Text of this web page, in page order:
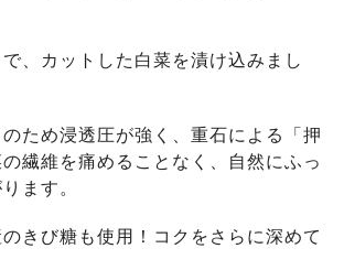
、カットした白菜を漬け込みまし
ため浸透圧が強く、重石による「押
繊維を痛めることなく、自然にふっ
ます。
きび糖も使用！コクをさらに深めて